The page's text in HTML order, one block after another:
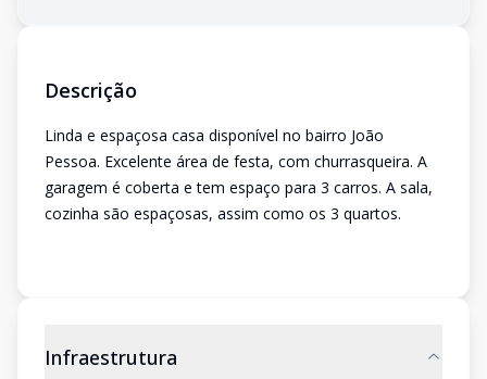
Descrição
Linda e espaçosa casa disponível no bairro João
Pessoa. Excelente área de festa, com churrasqueira. A
garagem é coberta e tem espaço para 3 carros. A sala,
cozinha são espaçosas, assim como os 3 quartos.
Infraestrutura